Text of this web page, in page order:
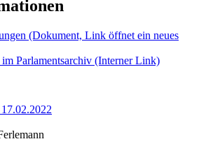
(Dokument, Link öffnet ein neues
Parlamentsarchiv (Interner Link)